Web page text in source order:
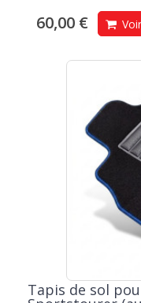
60,00 €
Tapis de sol